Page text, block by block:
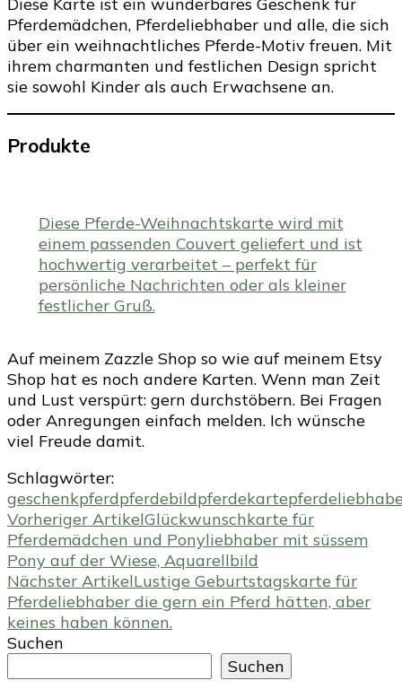
Diese Karte ist ein wunderbares Geschenk für
Pferdemädchen, Pferdeliebhaber und alle, die sich
über ein weihnachtliches Pferde-Motiv freuen. Mit
ihrem charmanten und festlichen Design spricht
sie sowohl Kinder als auch Erwachsene an.
Produkte
Diese Pferde-Weihnachtskarte wird mit
einem passenden Couvert geliefert und ist
hochwertig verarbeitet – perfekt für
persönliche Nachrichten oder als kleiner
festlicher Gruß.
Auf meinem Zazzle Shop so wie auf meinem Etsy
Shop hat es noch andere Karten. Wenn man Zeit
und Lust verspürt: gern durchstöbern. Bei Fragen
oder Anregungen einfach melden. Ich wünsche
viel Freude damit.
Schlagwörter:
geschenkpferdpferdebildpferdekarte
Beitragsnavigation
Vorheriger ArtikelGlückwunschkarte für
Pferdemädchen und Ponyliebhaber mit süssem
Pony auf der Wiese, Aquarellbild
Nächster ArtikelLustige Geburtstagskarte für
Pferdeliebhaber die gern ein Pferd hätten, aber
keines haben können.
Suchen
Suchen